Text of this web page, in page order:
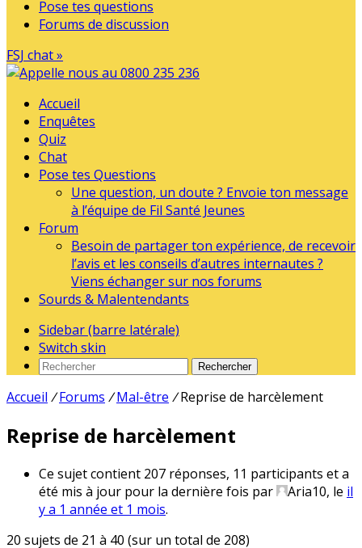
Pose tes questions
Forums de discussion
FSJ chat »
Accueil
Enquêtes
Quiz
Chat
Pose tes Questions
Une question, un doute ? Envoie ton message
à l’équipe de Fil Santé Jeunes
Forum
Besoin de partager ton expérience, de recevoir
l’avis et les conseils d’autres internautes ?
Viens échanger sur nos forums
Sourds & Malentendants
Sidebar (barre latérale)
Switch skin
Rechercher
Accueil / Forums / Mal-être / Reprise de harcèlement
Reprise de harcèlement
Ce sujet contient 207 réponses, 11 participants et a
été mis à jour pour la dernière fois par
Aria10, le il
y a 1 année et 1 mois.
20 sujets de 21 à 40 (sur un total de 208)